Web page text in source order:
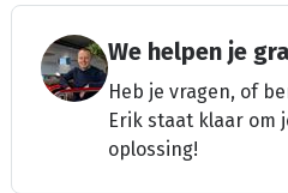
We helpen je
Heb je vragen, of
Erik staat klaar om
oplossing!